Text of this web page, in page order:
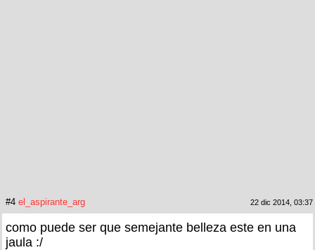
#4 el_aspirante_arg 22 dic 2014, 03:37
como puede ser que semejante belleza este en una
jaula :/